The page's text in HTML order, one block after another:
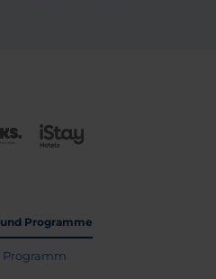
Programme
Programm